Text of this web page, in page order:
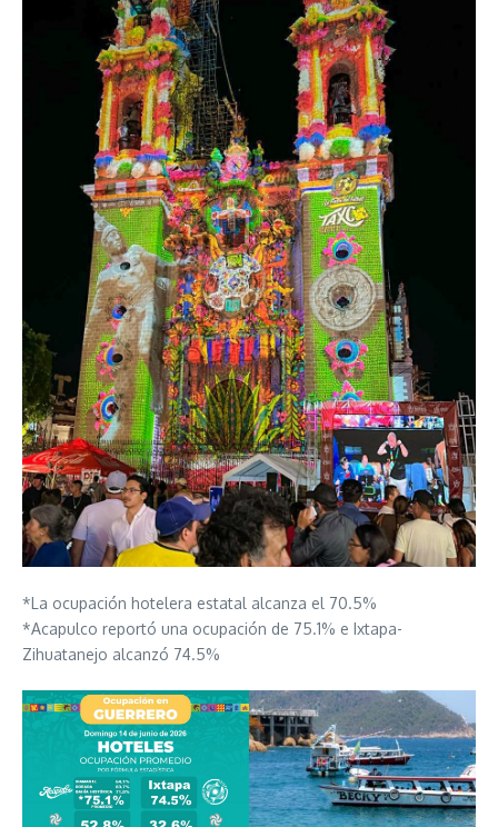
*La ocupación hotelera estatal alcanza el 70.5%
*Acapulco reportó una ocupación de 75.1% e Ixtapa-
Zihuatanejo alcanzó 74.5%